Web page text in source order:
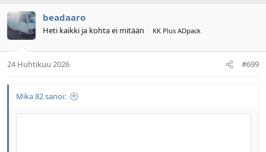
beadaaro
Heti kaikki ja kohta ei mitään KK Plus ADpack
24 Huhtikuu 2026 #699
Mika 82 sanoi: